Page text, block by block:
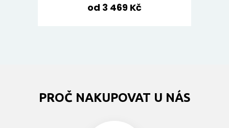
od 3 469 Kč
PROČ NAKUPOVAT U NÁS